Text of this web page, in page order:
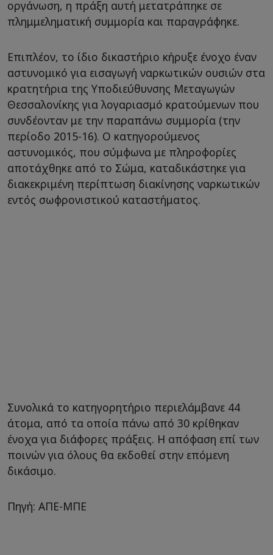
οργάνωση, η πράξη αυτή μετατράπηκε σε
πλημμεληματική συμμορία και παραγράφηκε.
Επιπλέον, το ίδιο δικαστήριο κήρυξε ένοχο έναν
αστυνομικό για εισαγωγή ναρκωτικών ουσιών στα
κρατητήρια της Υποδιεύθυνσης Μεταγωγών
Θεσσαλονίκης για λογαριασμό κρατούμενων που
συνδέονταν με την παραπάνω συμμορία (την
περίοδο 2015-16). Ο κατηγορούμενος
αστυνομικός, που σύμφωνα με πληροφορίες
αποτάχθηκε από το Σώμα, καταδικάστηκε για
διακεκριμένη περίπτωση διακίνησης ναρκωτικών
εντός σωφρονιστικού καταστήματος.
Συνολικά το κατηγορητήριο περιελάμβανε 44
άτομα, από τα οποία πάνω από 30 κρίθηκαν
ένοχα για διάφορες πράξεις. Η απόφαση επί των
ποινών για όλους θα εκδοθεί στην επόμενη
δικάσιμο.
Πηγή: ΑΠΕ-ΜΠΕ